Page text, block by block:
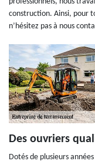
construction. Ainsi, pour
n’hésitez pas à nous
Des ouvriers
Dotés de plusieurs